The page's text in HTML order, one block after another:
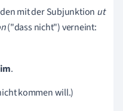
mit der Subjunktion ut
("dass nicht") verneint:
.
kommen will.)